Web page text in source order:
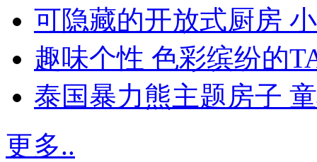
可隐藏的开放式厨房
趣味个性 色彩缤纷的
泰国暴力熊主题房子
更多..